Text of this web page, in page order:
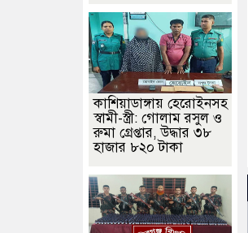
কাশিয়াডাঙ্গায় হেরোইনসহ
স্বামী-স্ত্রী: গোলাম রসুল ও
রুমা গ্রেপ্তার, উদ্ধার ৩৮
হাজার ৮২০ টাকা